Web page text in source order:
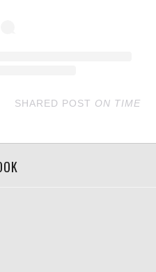
SHARED POST ON TIME